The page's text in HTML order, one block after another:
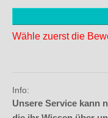
Wähle zuerst die
Info:
Unsere Service kann